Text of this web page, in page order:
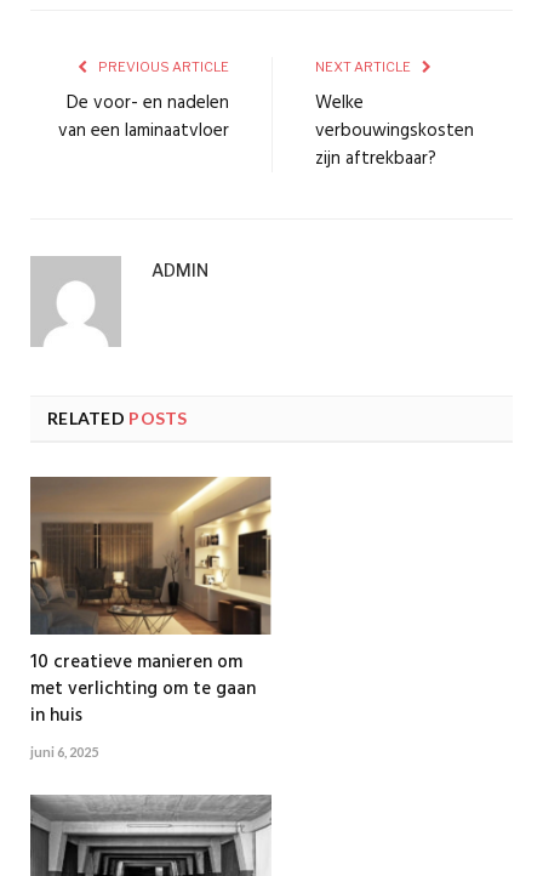
PREVIOUS ARTICLE
De voor- en nadelen
van een laminaatvloer
NEXT ARTICLE
Welke
verbouwingskosten
zijn aftrekbaar?
ADMIN
RELATED POSTS
10 creatieve manieren om
met verlichting om te gaan
in huis
juni 6, 2025